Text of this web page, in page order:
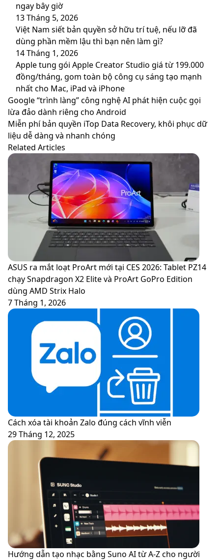
ngay bây giờ
13 Tháng 5, 2026
Việt Nam siết bản quyền sở hữu trí tuệ, nếu lỡ đã
dùng phần mềm lậu thì bạn nên làm gì?
14 Tháng 1, 2026
Apple tung gói Apple Creator Studio giá từ 199.000
đồng/tháng, gom toàn bộ công cụ sáng tạo mạnh
nhất cho Mac, iPad và iPhone
Google
“trình
làng”
công
nghệ
AI
cuộc
gọi
riêng
cho
Android
Google “trình làng” công nghệ AI phát hiện cuộc gọi
lừa đảo dành riêng cho Android
Miễn
phí
bản
quyền
Recovery,
khôi
dễ
dàng
và
nhanh
chóng
Miễn phí bản quyền iTop Data Recovery, khôi phục dữ
liệu dễ dàng và nhanh chóng
Related Articles
ASUS ra mắt loạt ProArt mới tại CES 2026: Tablet PZ14
chạy Snapdragon X2 Elite và ProArt GoPro Edition
dùng AMD Strix Halo
7 Tháng 1, 2026
Cách xóa tài khoản Zalo đúng cách vĩnh viễn
29 Tháng 12, 2025
Hướng dẫn tạo nhạc bằng Suno AI từ A-Z cho người